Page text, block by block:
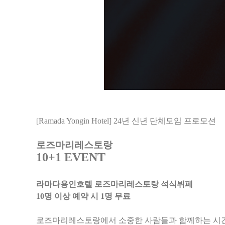
[Ramada Yongin Hotel] 24년 신년 단체모임 프로모션
로즈마리레스토랑
10+1 EVENT
라마다용인호텔 로즈마리레스토랑 석식뷔페
10명 이상 예약 시 1명 무료
로즈마리레스토랑에서 소중한 사람들과 함께하는 시